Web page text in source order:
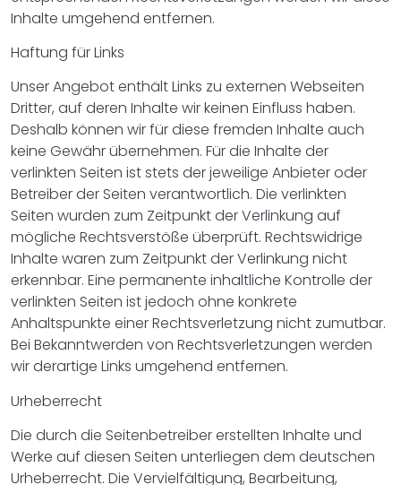
Inhalte umgehend entfernen.
Haftung für Links
Unser Angebot enthält Links zu externen Webseiten
Dritter, auf deren Inhalte wir keinen Einfluss haben.
Deshalb können wir für diese fremden Inhalte auch
keine Gewähr übernehmen. Für die Inhalte der
verlinkten Seiten ist stets der jeweilige Anbieter oder
Betreiber der Seiten verantwortlich. Die verlinkten
Seiten wurden zum Zeitpunkt der Verlinkung auf
mögliche Rechtsverstöße überprüft. Rechtswidrige
Inhalte waren zum Zeitpunkt der Verlinkung nicht
erkennbar. Eine permanente inhaltliche Kontrolle der
verlinkten Seiten ist jedoch ohne konkrete
Anhaltspunkte einer Rechtsverletzung nicht zumutbar.
Bei Bekanntwerden von Rechtsverletzungen werden
wir derartige Links umgehend entfernen.
Urheberrecht
Die durch die Seitenbetreiber erstellten Inhalte und
Werke auf diesen Seiten unterliegen dem deutschen
Urheberrecht. Die Vervielfältigung, Bearbeitung,